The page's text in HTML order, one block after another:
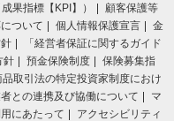
果指標【KPI】）
顧客保護等
ついて 個人情報保護宣言
金
「経営者保証に関するガイド
針 預金保険制度
保険募集指
品取引法の特定投資家制度におけ
との連携及び協働について
マ
にあたって
アクセシビリティ